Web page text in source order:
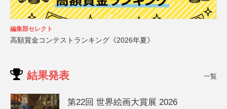
編集部セレクト
高額賞金コンテストランキング《2026年夏》
結果発表 一覧
第22回 世界絵画大賞展 2026